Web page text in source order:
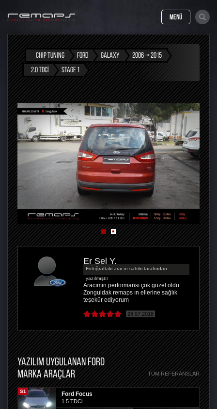
MENÜ
CHIP TUNING FORD GALAXY
2006 -> 2015
2.0 TDCI
STAGE 1
Er Sel Y.
Fotoğraftaki aracın sahibi tarafından
yazılmıştır
Aracımın performansı çok güzel oldu
Zonguldak remaps ın ellerine sağlık
teşekür ediyorum
28.07.2018
YAZILIM UYGULANAN FORD
MARKA ARAÇLAR
TÜM REFERANSLAR
S1 Ford Focus
1.5 TDCi